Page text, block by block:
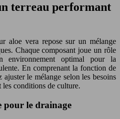
terreau performant
aloe vera repose sur un mélange
Chaque composant joue un rôle
environnement optimal pour la
En comprenant la fonction de
le mélange selon les besoins
conditions de culture.
pour le drainage